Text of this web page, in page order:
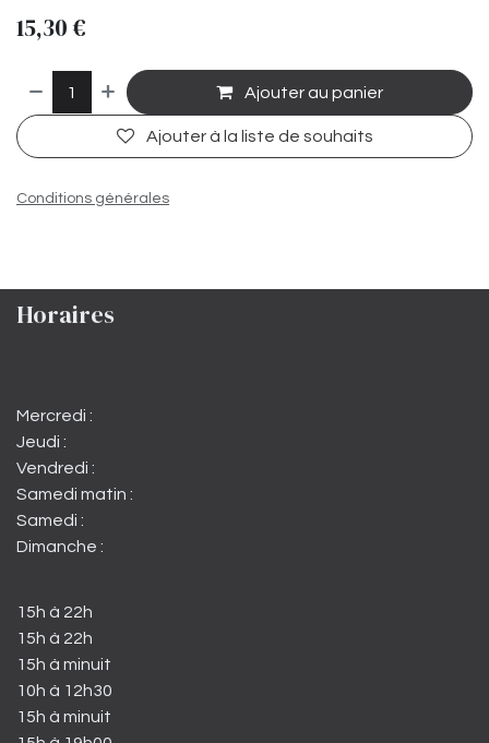
15,30 €
Ajouter au panier
Ajouter à la liste de souhaits
Conditions générales
Horaires
Mercredi :
Jeudi :
Vendredi :
Samedi matin :
Samedi :
Dimanche :
15h à 22h
15h à 22h
15h à minuit
10h à 12h30
15h à minuit